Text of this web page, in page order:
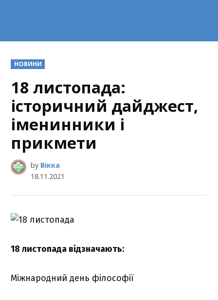
POSTED
IN
НОВИНИ
18 листопада:
історичний дайджест,
іменинники і
прикмети
by Вікка
18.11.2021
18 листопада відзначають:
Міжнародний день філософії